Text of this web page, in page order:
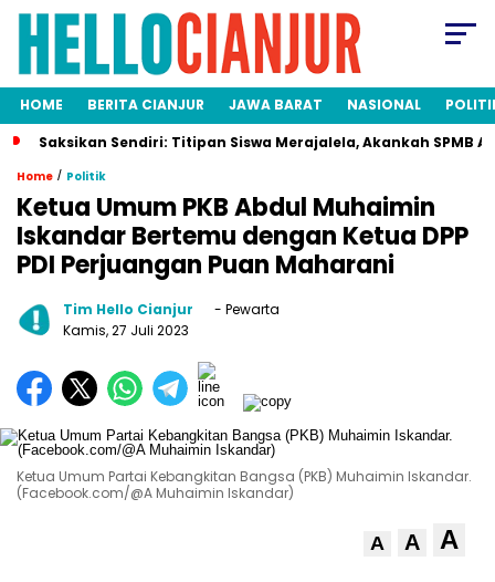
HOME BERITA CIANJUR JAWA BARAT NASIONAL
Sendiri: Titipan Siswa Merajalela, Akankah SPMB Adil
Home / Politik
Ketua Umum PKB Abdul Muhaimin
Iskandar Bertemu dengan Ketua DPP
PDI Perjuangan Puan Maharani
Tim Hello Cianjur
- Pewarta
Kamis, 27 Juli 2023
Ketua Umum Partai Kebangkitan Bangsa (PKB) Muhaimin Iskandar.
(Facebook.com/@A Muhaimin Iskandar)
A A A